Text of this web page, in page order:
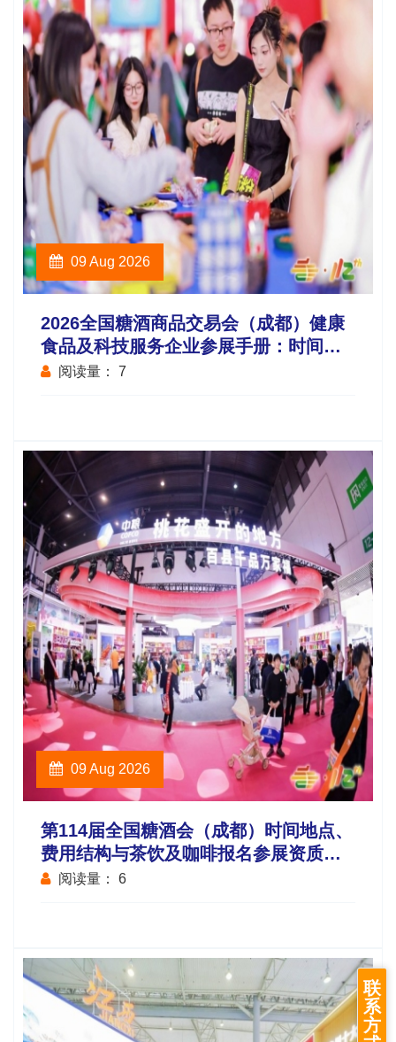
09 Aug 2026
2026全国糖酒商品交易会（成都）健康
食品及科技服务企业参展手册：时间地
点、费用预算及报名步骤详解
阅读量： 7
09 Aug 2026
第114届全国糖酒会（成都）时间地点、
费用结构与茶饮及咖啡报名参展资质审
核流程说明
阅读量： 6
联
系
方